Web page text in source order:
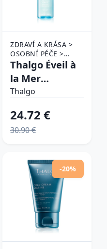
ZDRAVÍ A KRÁSA >
OSOBNÍ PÉČE >
KOSMETIKA > PÉČE
O PLEŤ
Thalgo Éveil à
la Mer
Beautifying
revitalizačné
tonikum 200
Thalgo
24.72 €
30.90 €
-20%